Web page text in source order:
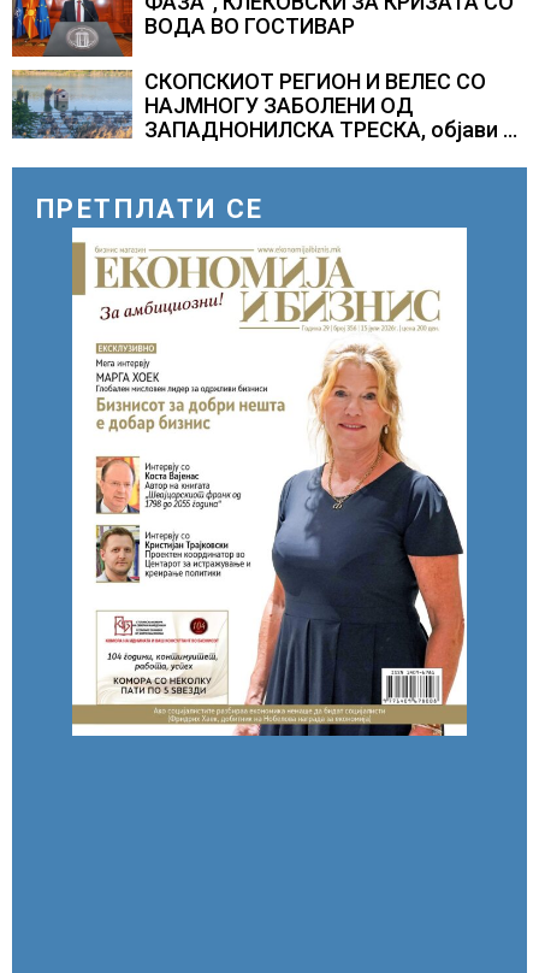
ВОДА ВО ГОСТИВАР
СКОПСКИОТ РЕГИОН И ВЕЛЕС СО
НАЈМНОГУ ЗАБОЛЕНИ ОД
ЗАПАДНОНИЛСКА ТРЕСКА, објави
ПРЕТПЛАТИ СЕ